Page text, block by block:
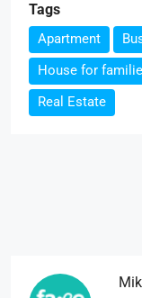
Tags
Apartment
House for
Real Estate